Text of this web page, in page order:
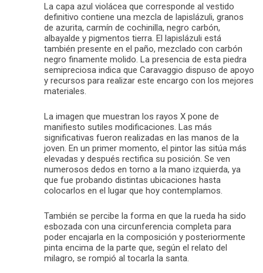
La capa azul violácea que corresponde al vestido
definitivo contiene una mezcla de lapislázuli, granos
de azurita, carmín de cochinilla, negro carbón,
albayalde y pigmentos tierra. El lapislázuli está
también presente en el paño, mezclado con carbón
negro finamente molido. La presencia de esta piedra
semipreciosa indica que Caravaggio dispuso de apoyo
y recursos para realizar este encargo con los mejores
materiales.
La imagen que muestran los rayos X pone de
manifiesto sutiles modificaciones. Las más
significativas fueron realizadas en las manos de la
joven. En un primer momento, el pintor las sitúa más
elevadas y después rectifica su posición. Se ven
numerosos dedos en torno a la mano izquierda, ya
que fue probando distintas ubicaciones hasta
colocarlos en el lugar que hoy contemplamos.
También se percibe la forma en que la rueda ha sido
esbozada con una circunferencia completa para
poder encajarla en la composición y posteriormente
pinta encima de la parte que, según el relato del
milagro, se rompió al tocarla la santa.